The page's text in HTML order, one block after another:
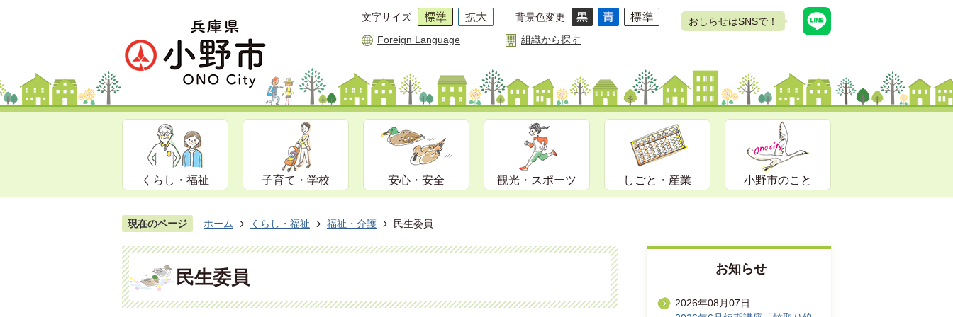
文字サイズ 背景色変更
Foreign Language 組織から探す
おしらせはSNSで！
くらし・福祉 子育て・学校 安心・安全 観光・スポーツ しごと・産業 小野市のこと
現在のページ ホーム くらし・福祉 福祉・介護 民生委員
民生委員 お知らせ
2026年08月07日